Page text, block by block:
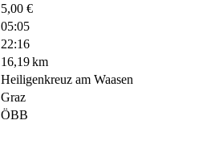
5,00 €
05:05
22:16
16,19 km
Heiligenkreuz am Waasen
Graz
ÖBB